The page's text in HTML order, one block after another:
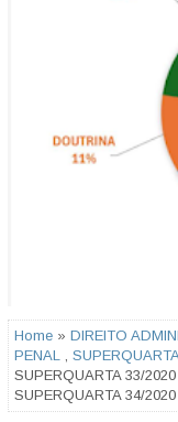
Home » DIREITO
PENAL , SUPERQUARTA
SUPERQUARTA 33/
SUPERQUARTA 34/